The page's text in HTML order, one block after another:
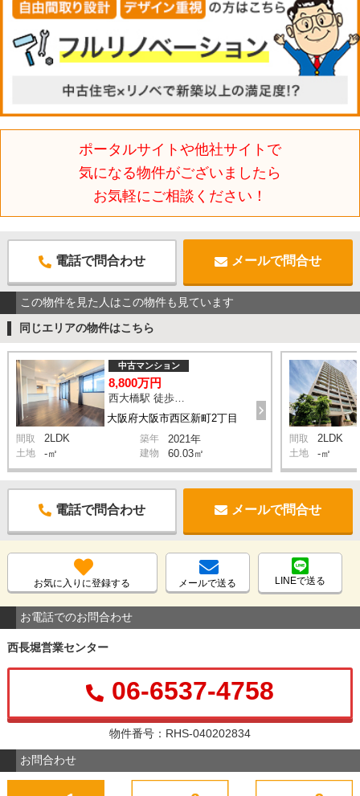
ポータルサイトや他社サイトで
気になる物件がございましたら
お気軽にご相談ください！
電話で問合わせ メールで問合せ
この物件を見た人はこの物件も見ています
同じエリアの物件はこちら
大阪府大阪市西区新町2丁目
中古マンション
8,800万円
間取 2LDK 築年 2021年
土地 -㎡ 建物 60.03㎡
間取 2LDK
土地 -㎡
電話で問合わせ メールで問合せ
お気に入りに登録する メールで送る LINEで送る
お電話でのお問合わせ
西長堀営業センター
06-6537-4758
物件番号：RHS-040202834
お問合わせ